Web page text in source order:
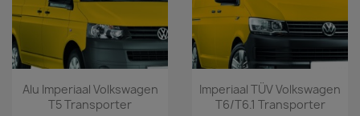
Alu Imperiaal Volkswagen
T5 Transporter
Imperiaal TÜV Volkswagen
T6/T6.1 Transporter